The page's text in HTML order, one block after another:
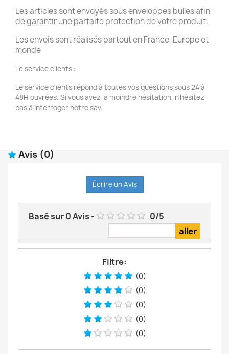
Les articles sont envoyés sous enveloppes bulles afin
de garantir une parfaite protection de votre produit.
Les envois sont réalisés partout en France, Europe et
monde
Le service clients :
Le service clients répond à toutes vos questions sous 24 à
48H ouvrées. Si vous avez la moindre hésitation, n'hésitez
pas à interroger notre sav.
Avis (0)
Écrire un Avis
Basé sur0Avis- 0/5
Filtre:
(0)
(0)
(0)
(0)
(0)